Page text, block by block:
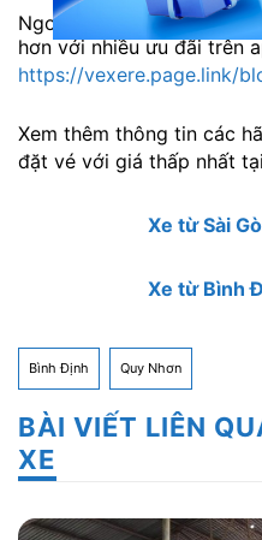
Ngoài ra, hành khách có
hơn với nhiều ưu đãi trên
https://vexere.page.link/
Xem thêm thông tin các
đặt vé với giá thấp nhất tại
Xe từ Sài
Xe từ Bình
Bình Định Quy Nhơn
BÀI VIẾT LIÊN
XE